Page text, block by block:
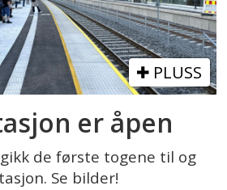
PLUSS
er åpen
de første togene til og
Se bilder!